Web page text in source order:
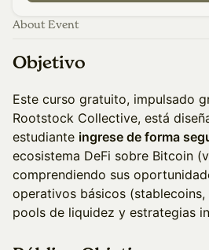
About Event
Objetivo
Este curso gratuito, impulsado
Rootstock Collective, está
estudiante ingrese de forma
ecosistema DeFi sobre Bitcoin
comprendiendo sus
operativos básicos (stablecoins,
pools de liquidez y estrategias